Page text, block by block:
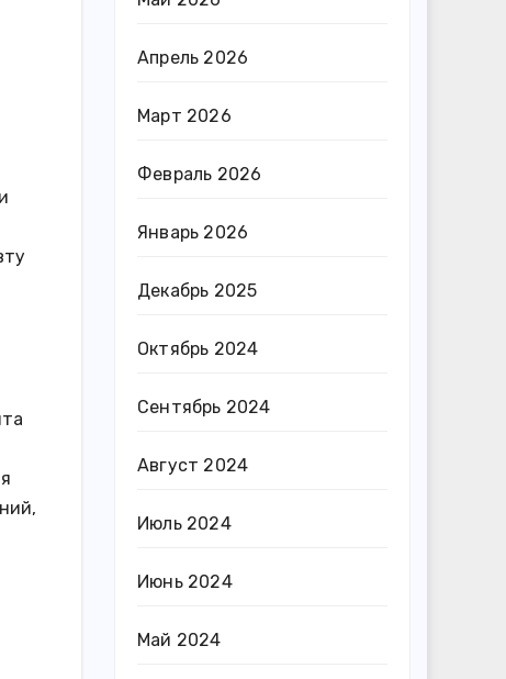
Апрель 2026
Март 2026
Февраль 2026
Январь 2026
Декабрь 2025
Октябрь 2024
Сентябрь 2024
Август 2024
Июль 2024
Июнь 2024
Май 2024